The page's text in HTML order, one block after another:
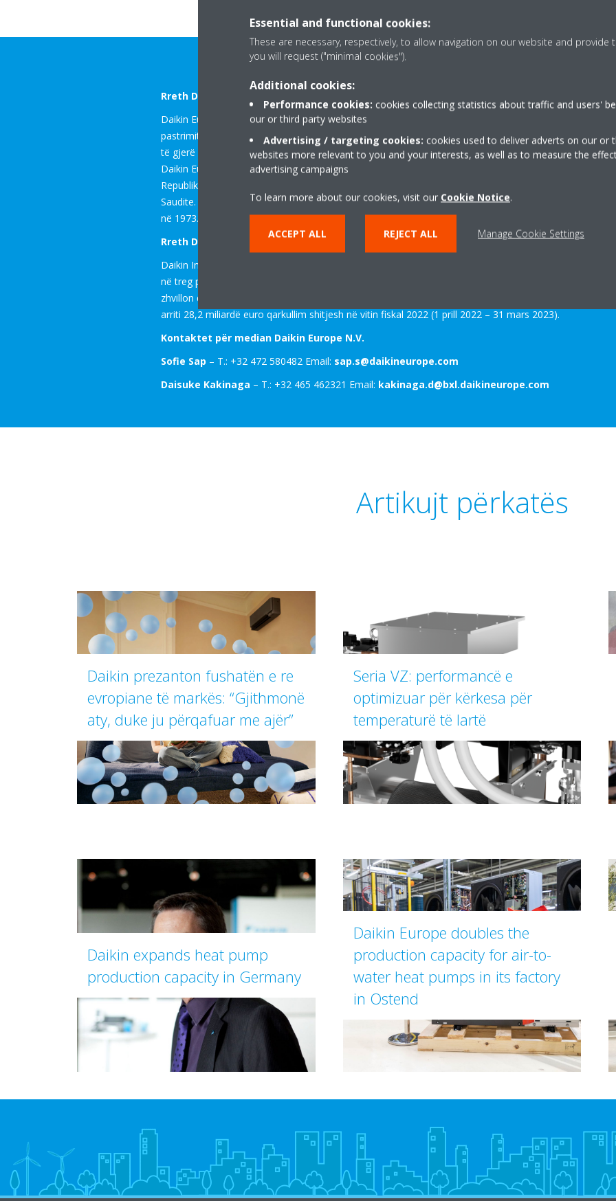
Rreth Daikin Europe N.V.
Daikin Europe N.V. është një filial i grupit global Daikin Industries, dhe ofruesi kryesor i teknologjisë
pastrimit të ajrit dhe ftohjes (HVAC&R) në Evropë, Lindjen e Mesme dhe Afrikë. Daikin projekton,
të gjerë produktesh, shërbimesh mirëmbajtjeje, si dhe zgjidhje të gatshme për qëllime banimi,
Daikin Europe ka mbi 13 700 punonjës në më shumë se 57 filiale të konsoliduara. Ai ka 14 objekte
Republikën Çeke, Gjermani, Itali, Spanjë, Austri, Mbretërinë e Bashkuar, Turqi, Emiratet e Bashkuara
Saudite. Selia e grupit Daikin Europe është në Ostend, Belgjikë. Kompania është themeluar në vitin
në 1973.
Rreth Daikin Industries Ltd.
Daikin Industries u themelua në vitin 1924, në Osaka, Japoni. Grupi global punëson mbi 96 000 njerëz
në treg për sistemet e pompave të nxehtësisë dhe ajrit të kondicionuar, si dhe për filtrimin e ajrit.
zhvillon dhe prodhon pajisje për ngrohje, ventilim, ajër të kondicionuar dhe ftohje, si dhe agjentë
arriti 28,2 miliardë euro qarkullim shitjesh në vitin fiskal 2022 (1 prill 2022 – 31 mars 2023).
Kontaktet për median Daikin Europe N.V.
Sofie Sap – T.: +32 472 580482 Email: sap.s@daikineurope.com
Daisuke Kakinaga – T.: +32 465 462321 Email: kakinaga.d@bxl.daikineurope.com
Artikujt përkatës
Daikin prezanton fushatën e re
evropiane të markës: “Gjithmonë
aty, duke ju përqafuar me ajër”
Seria VZ: performancë e
optimizuar për kërkesa për
temperaturë të lartë
Daikin expands heat pump
production capacity in Germany
Daikin Europe doubles the
production capacity for air-to-
water heat pumps in its factory
in Ostend
Essential and functional cookies:
These are necessary, respectively, to allow navigation on our website and provide
you will request ("minimal cookies").
Additional cookies:
Performance cookies: cookies collecting statistics about traffic and users'
our or third party websites
Advertising / targeting cookies: cookies used to deliver adverts on our or
websites more relevant to you and your interests, as well as to measure the
advertising campaigns
To learn more about our cookies, visit our Cookie Notice.
ACCEPT ALL REJECT ALL Manage Cookie Settings